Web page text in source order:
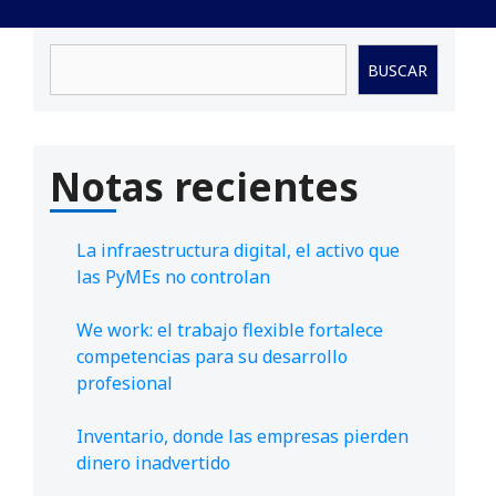
BUSCAR
Notas recientes
La infraestructura digital, el activo que
las PyMEs no controlan
We work: el trabajo flexible fortalece
competencias para su desarrollo
profesional
Inventario, donde las empresas pierden
dinero inadvertido